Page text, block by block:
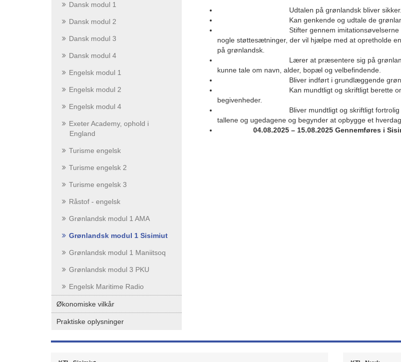
Dansk modul 1
Dansk modul 2
Dansk modul 3
Dansk modul 4
Engelsk modul 1
Engelsk modul 2
Engelsk modul 4
Exeter Academy, ophold i
England
Turisme engelsk
Turisme engelsk 2
Turisme engelsk 3
Råstof - engelsk
Grønlandsk modul 1 AMA
Grønlandsk modul 1 Sisimiut
Grønlandsk modul 1 Maniitsoq
Grønlandsk modul 3 PKU
Engelsk Maritime Radio
Økonomiske vilkår
Praktiske oplysninger
Udtalen på grønlandsk bliver sikker.
Kan genkende og udtale de
Stifter gennem imitationsøvelserne
nogle støttesætninger, der vil hjælpe med at opretholde
på grønlandsk.
Lærer at præsentere sig på grønlandsk,
kunne tale om navn, alder, bopæl og velbefindende.
Bliver indført i grundlæggende
Kan mundtligt og skriftligt berette om
begivenheder.
Bliver mundtligt og skriftligt fortrolig med
tallene og ugedagene og begynder at opbygge et
04.08.2025 – 15.08.2025 Gennemføres i